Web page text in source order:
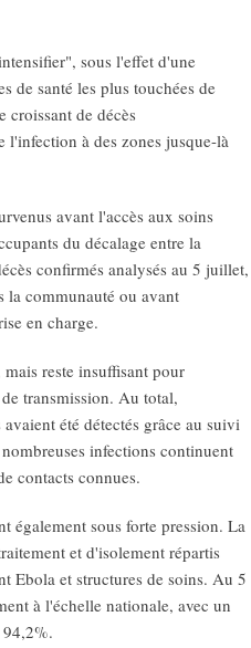
sous l'effet d'une
de santé les plus touchées de
de décès
l'infection à des zones jusque-là
avant l'accès aux soins
du décalage entre la
confirmés analysés au 5 juillet,
la communauté ou avant
en charge.
reste insuffisant pour
transmission. Au total,
été détectés grâce au suivi
infections continuent
contacts connues.
également sous forte pression. La
et d'isolement répartis
Ebola et structures de soins. Au 5
à l'échelle nationale, avec un